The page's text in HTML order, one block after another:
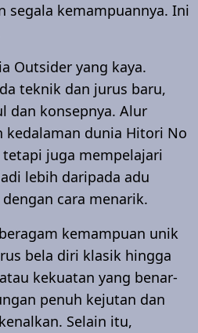
segala kemampuannya. Ini
Outsider yang kaya.
teknik dan jurus baru,
dan konsepnya. Alur
dunia Hitori No
juga mempelajari
lebih daripada adu
cara menarik.
kemampuan unik
bela diri klasik hingga
kekuatan yang benar-
penuh kejutan dan
Selain itu,